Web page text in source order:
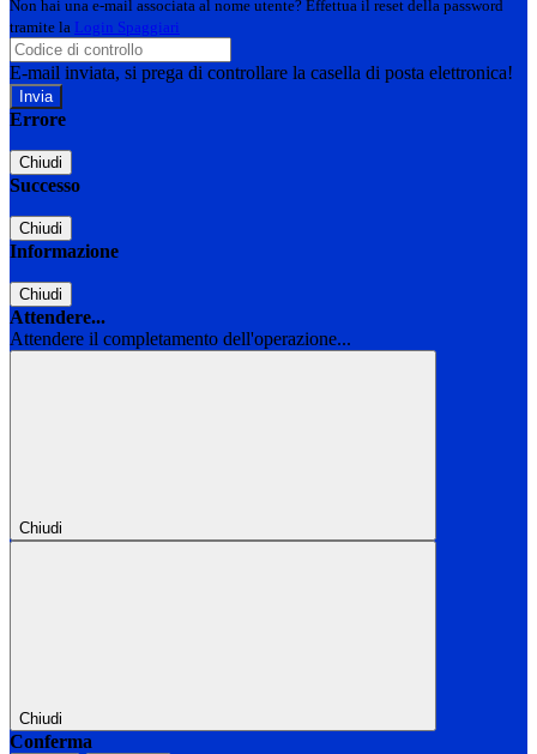
Non hai una e-mail associata al nome utente? Effettua il reset della password
tramite la Login Spaggiari
E-mail inviata, si prega di controllare la casella di posta elettronica!
Errore
Chiudi
Successo
Chiudi
Informazione
Chiudi
Attendere...
Attendere il completamento dell'operazione...
Chiudi
Chiudi
Conferma